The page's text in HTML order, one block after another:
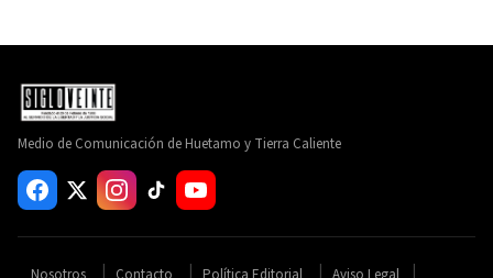
Medio de Comunicación de Huetamo y Tierra Caliente